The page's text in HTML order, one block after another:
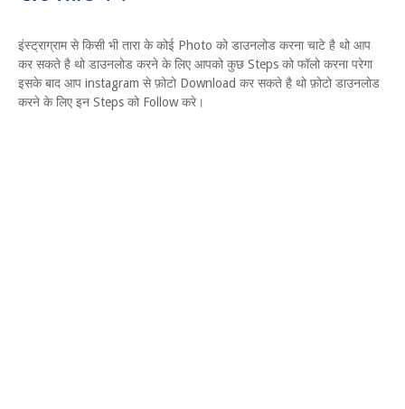
इंस्ट्राग्राम से किसी भी तारा के कोई Photo को डाउनलोड करना चाटे है थो आप
कर सकते है थो डाउनलोड करने के लिए आपको कुछ Steps को फॉलो करना परेगा
इसके बाद आप instagram से फ़ोटो Download कर सकते है थो फ़ोटो डाउनलोड
करने के लिए इन Steps को Follow करे।